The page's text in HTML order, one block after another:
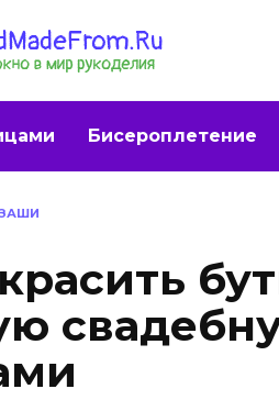
Бисероплетение